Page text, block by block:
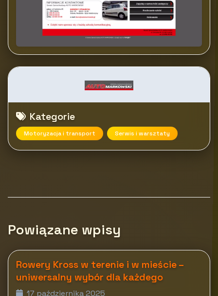
Kategorie
Motoryzacja i transport Serwis i warsztaty
Powiązane wpisy
Rowery Kross w terenie i w mieście –
uniwersalny wybór dla każdego
17 października 2025